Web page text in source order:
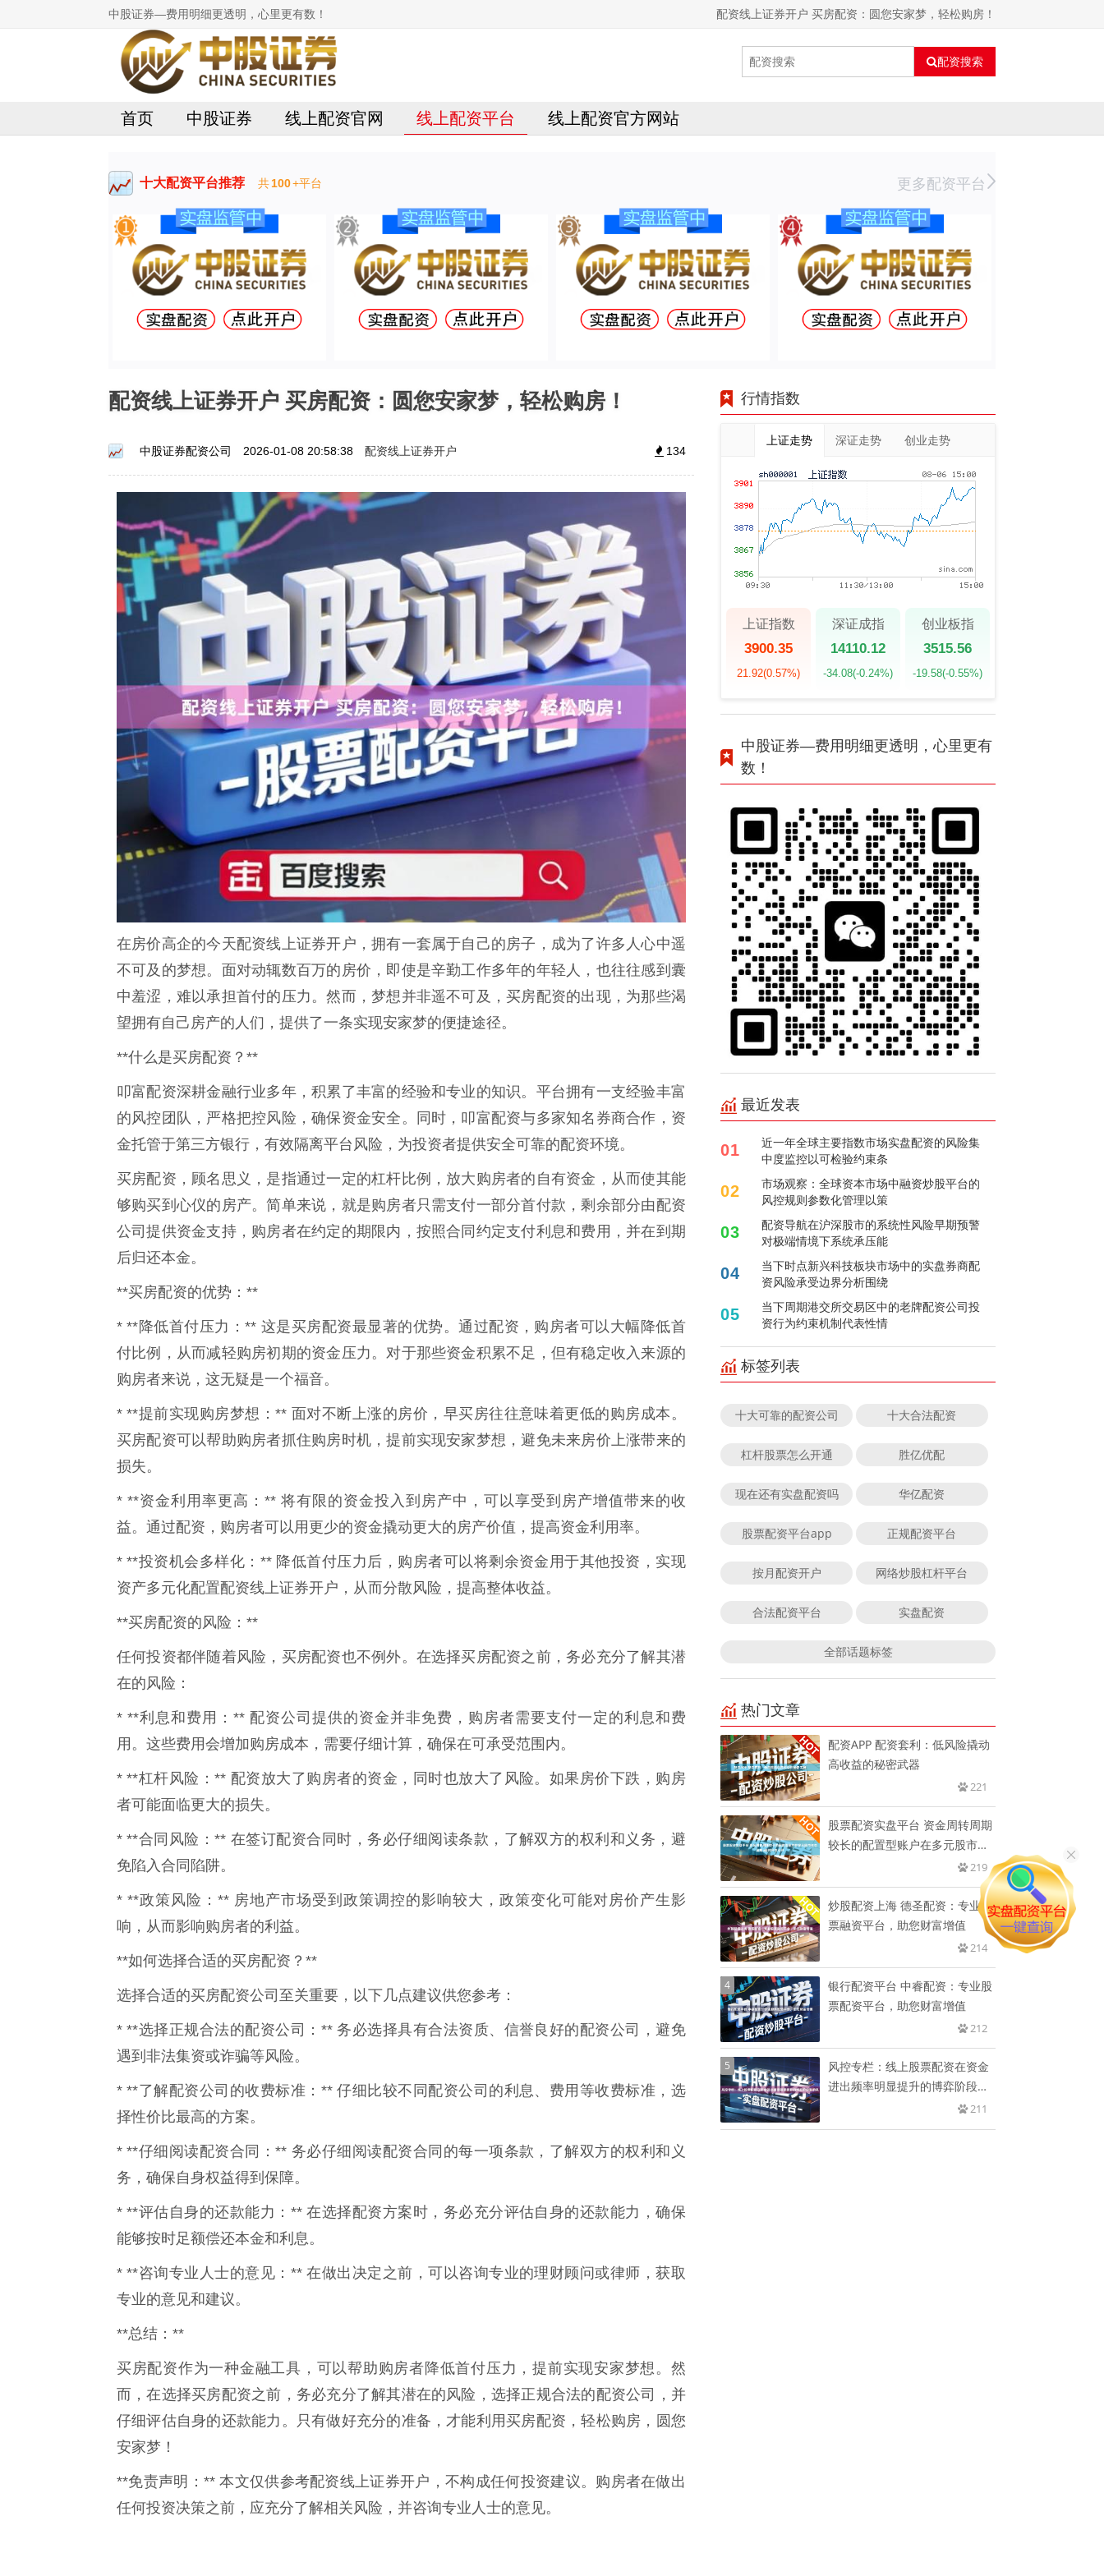
中股证券—费用明细更透明，心里更有数！ 配资线上证券开户 买房配资：圆您安家梦，轻松购房！
配资搜索
首页 中股证券 线上配资官网 线上配资平台 线上配资官方网站
十大配资平台推荐 共100+平台 更多配资平台
配资线上证券开户 买房配资：圆您安家梦，轻松购房！
中股证券配资公司 2026-01-08 20:58:38 配资线上证券开户 134
在房价高企的今天配资线上证券开户，拥有一套属于自己的房子，成为了许多人心中遥
不可及的梦想。面对动辄数百万的房价，即使是辛勤工作多年的年轻人，也往往感到囊
中羞涩，难以承担首付的压力。然而，梦想并非遥不可及，买房配资的出现，为那些渴
望拥有自己房产的人们，提供了一条实现安家梦的便捷途径。
**什么是买房配资？**
叩富配资深耕金融行业多年，积累了丰富的经验和专业的知识。平台拥有一支经验丰富
的风控团队，严格把控风险，确保资金安全。同时，叩富配资与多家知名券商合作，资
金托管于第三方银行，有效隔离平台风险，为投资者提供安全可靠的配资环境。
买房配资，顾名思义，是指通过一定的杠杆比例，放大购房者的自有资金，从而使其能
够购买到心仪的房产。简单来说，就是购房者只需支付一部分首付款，剩余部分由配资
公司提供资金支持，购房者在约定的期限内，按照合同约定支付利息和费用，并在到期
后归还本金。
**买房配资的优势：**
* **降低首付压力：** 这是买房配资最显著的优势。通过配资，购房者可以大幅降低首
付比例，从而减轻购房初期的资金压力。对于那些资金积累不足，但有稳定收入来源的
购房者来说，这无疑是一个福音。
* **提前实现购房梦想：** 面对不断上涨的房价，早买房往往意味着更低的购房成本。
买房配资可以帮助购房者抓住购房时机，提前实现安家梦想，避免未来房价上涨带来的
损失。
* **资金利用率更高：** 将有限的资金投入到房产中，可以享受到房产增值带来的收
益。通过配资，购房者可以用更少的资金撬动更大的房产价值，提高资金利用率。
* **投资机会多样化：** 降低首付压力后，购房者可以将剩余资金用于其他投资，实现
资产多元化配置配资线上证券开户，从而分散风险，提高整体收益。
**买房配资的风险：**
任何投资都伴随着风险，买房配资也不例外。在选择买房配资之前，务必充分了解其潜
在的风险：
* **利息和费用：** 配资公司提供的资金并非免费，购房者需要支付一定的利息和费
用。这些费用会增加购房成本，需要仔细计算，确保在可承受范围内。
* **杠杆风险：** 配资放大了购房者的资金，同时也放大了风险。如果房价下跌，购房
者可能面临更大的损失。
* **合同风险：** 在签订配资合同时，务必仔细阅读条款，了解双方的权利和义务，避
免陷入合同陷阱。
* **政策风险：** 房地产市场受到政策调控的影响较大，政策变化可能对房价产生影
响，从而影响购房者的利益。
**如何选择合适的买房配资？**
选择合适的买房配资公司至关重要，以下几点建议供您参考：
* **选择正规合法的配资公司：** 务必选择具有合法资质、信誉良好的配资公司，避免
遇到非法集资或诈骗等风险。
* **了解配资公司的收费标准：** 仔细比较不同配资公司的利息、费用等收费标准，选
择性价比最高的方案。
* **仔细阅读配资合同：** 务必仔细阅读配资合同的每一项条款，了解双方的权利和义
务，确保自身权益得到保障。
* **评估自身的还款能力：** 在选择配资方案时，务必充分评估自身的还款能力，确保
能够按时足额偿还本金和利息。
* **咨询专业人士的意见：** 在做出决定之前，可以咨询专业的理财顾问或律师，获取
专业的意见和建议。
**总结：**
买房配资作为一种金融工具，可以帮助购房者降低首付压力，提前实现安家梦想。然
而，在选择买房配资之前，务必充分了解其潜在的风险，选择正规合法的配资公司，并
仔细评估自身的还款能力。只有做好充分的准备，才能利用买房配资，轻松购房，圆您
安家梦！
**免责声明：** 本文仅供参考配资线上证券开户，不构成任何投资建议。购房者在做出
任何投资决策之前，应充分了解相关风险，并咨询专业人士的意见。
行情指数
上证走势 深证走势 创业走势
上证指数
3900.35
21.92(0.57%)
深证成指
14110.12
-34.08(-0.24%)
创业板指
3515.56
-19.58(-0.55%)
中股证券—费用明细更透明，心里更有
数！
最近发表
01
近一年全球主要指数市场实盘配资的风险集
中度监控以可检验约束条
02
市场观察：全球资本市场中融资炒股平台的
风控规则参数化管理以策
03
配资导航在沪深股市的系统性风险早期预警
对极端情境下系统承压能
04
当下时点新兴科技板块市场中的实盘券商配
资风险承受边界分析围绕
05
当下周期港交所交易区中的老牌配资公司投
资行为约束机制代表性情
标签列表
十大可靠的配资公司 十大合法配资
杠杆股票怎么开通 胜亿优配
现在还有实盘配资吗 华亿配资
股票配资平台app 正规配资平台
按月配资开户 网络炒股杠杆平台
合法配资平台 实盘配资
全部话题标签
热门文章
配资APP 配资套利：低风险撬动
高收益的秘密武器
221
股票配资实盘平台 资金周转周期
较长的配置型账户在多元股市生
219
炒股配资上海 德圣配资：专业股
票融资平台，助您财富增值
214
4
银行配资平台 中睿配资：专业股
票配资平台，助您财富增值
212
5
风控专栏：线上股票配资在资金
进出频率明显提升的博弈阶段里
211